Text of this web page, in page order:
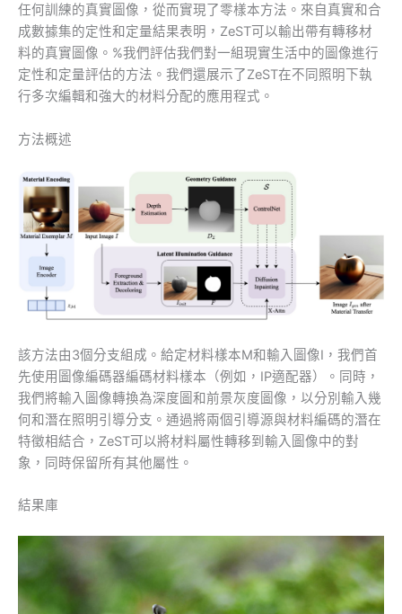
任何訓練的真實圖像，從而實現了零樣本方法。來自真實和合
成數據集的定性和定量結果表明，ZeST可以輸出帶有轉移材
料的真實圖像。%我們評估我們對一組現實生活中的圖像進行
定性和定量評估的方法。我們還展示了ZeST在不同照明下執
行多次編輯和強大的材料分配的應用程式。
方法概述
該方法由3個分支組成。給定材料樣本M和輸入圖像I，我們首
先使用圖像編碼器編碼材料樣本（例如，IP適配器）。同時，
我們將輸入圖像轉換為深度圖和前景灰度圖像，以分別輸入幾
何和潛在照明引導分支。通過將兩個引導源與材料編碼的潛在
特徵相結合，ZeST可以將材料屬性轉移到輸入圖像中的對
象，同時保留所有其他屬性。
結果庫